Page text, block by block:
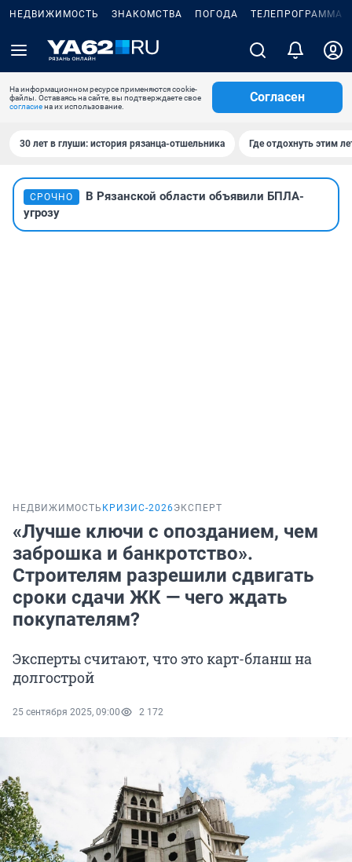
НЕДВИЖИМОСТЬ ЗНАКОМСТВА ПОГОДА ТЕЛЕПРОГРАММА
На информационном ресурсе применяются cookie-
файлы. Оставаясь на сайте, вы подтверждаете свое
согласиена их использование.
Согласен
30 лет в глуши: история рязанца-отшельника Где отдохнуть этим
СРОЧНО
В Рязанской области объявили БПЛА-
угрозу
НЕДВИЖИМОСТЬ КРИЗИС-2026ЭКСПЕРТ
«Лучше ключи с опозданием, чем
заброшка и банкротство».
Строителям разрешили сдвигать
сроки сдачи ЖК — чего ждать
покупателям?
Эксперты считают, что это карт-бланш на
долгострой
25 сентября 2025, 09:00 2 172